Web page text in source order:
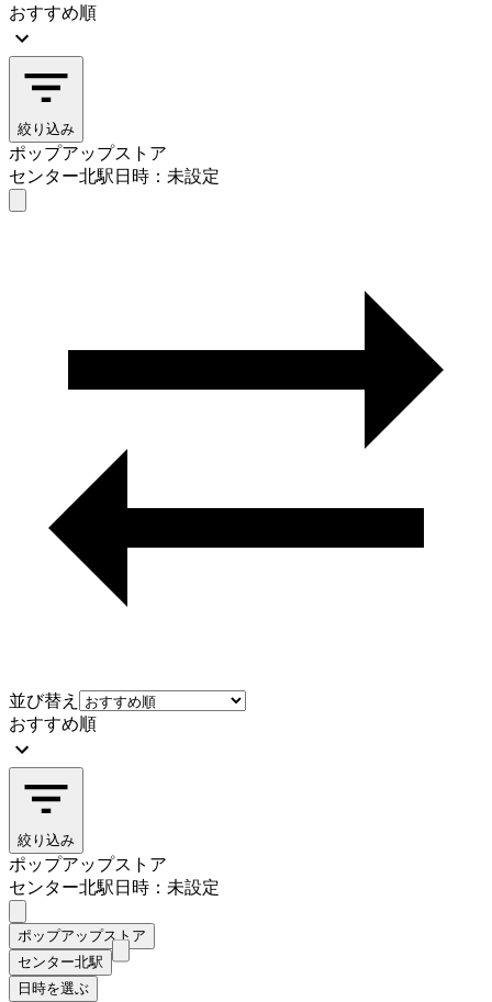
おすすめ順
絞り込み
ポップアップストア
センター北駅日時：未設定
並び替え
おすすめ順
絞り込み
ポップアップストア
センター北駅日時：未設定
ポップアップストア
センター北駅
日時を選ぶ